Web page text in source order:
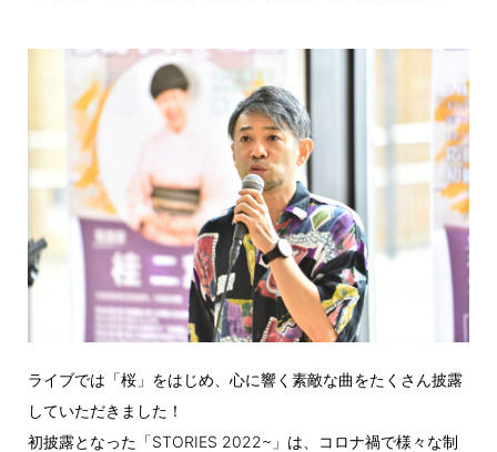
ライブでは「桜」をはじめ、心に響く素敵な曲をたくさん披露
していただきました！
初披露となった「STORIES 2022~」は、コロナ禍で様々な制